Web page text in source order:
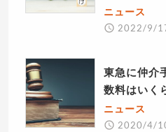
ニュース
2022/9/
東急に仲介
数料はいく
ニュース
2020/4/